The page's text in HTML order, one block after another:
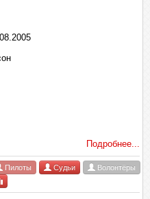
Подробнее...
Пилоты Судьи
Волонтёры